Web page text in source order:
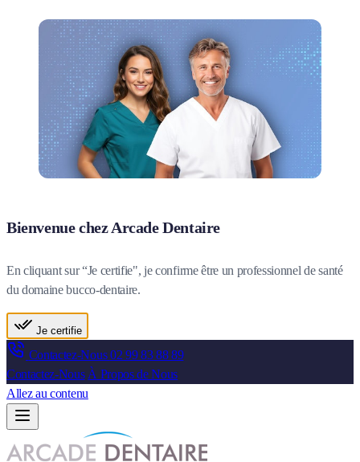
Bienvenue chez Arcade Dentaire
En cliquant sur “Je certifie", je confirme être un professionnel de santé
du domaine bucco-dentaire.
Je certifie
Contactez-Nous02 99 83 88 89
Contactez-Nous À Propos de Nous
Allez au contenu